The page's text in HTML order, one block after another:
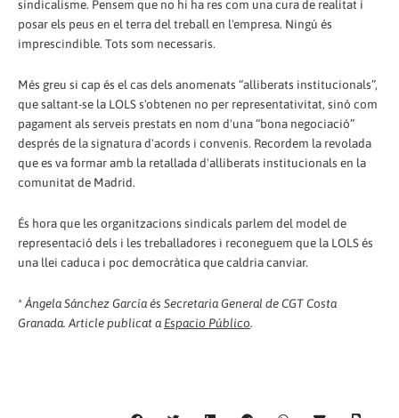
sindicalisme. Pensem que no hi ha res com una cura de realitat i
posar els peus en el terra del treball en l'empresa. Ningú és
imprescindible. Tots som necessaris.
Més greu si cap és el cas dels anomenats “alliberats institucionals”,
que saltant-se la LOLS s'obtenen no per representativitat, sinó com
pagament als serveis prestats en nom d'una “bona negociació”
després de la signatura d'acords i convenis. Recordem la revolada
que es va formar amb la retallada d'alliberats institucionals en la
comunitat de Madrid.
És hora que les organitzacions sindicals parlem del model de
representació dels i les treballadores i reconeguem que la LOLS és
una llei caduca i poc democràtica que caldria canviar.
*Ángela Sánchez García és Secretaria General de CGT Costa
Granada. Article publicat a Espacio Público.